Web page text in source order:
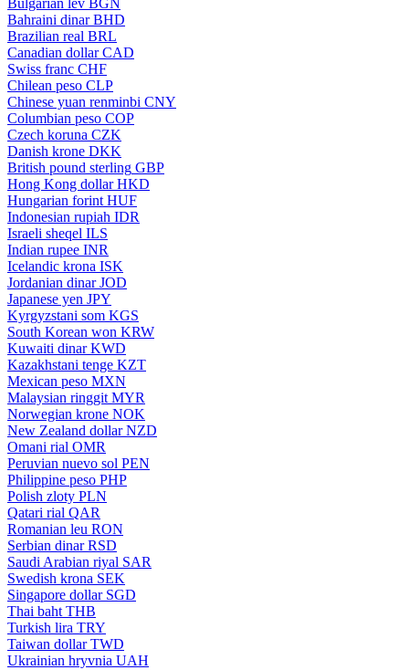
Bulgarian lev BGN
Bahraini dinar BHD
Brazilian real BRL
Canadian dollar CAD
Swiss franc CHF
Chilean peso CLP
Chinese yuan renminbi CNY
Columbian peso COP
Czech koruna CZK
Danish krone DKK
British pound sterling GBP
Hong Kong dollar HKD
Hungarian forint HUF
Indonesian rupiah IDR
Israeli sheqel ILS
Indian rupee INR
Icelandic krona ISK
Jordanian dinar JOD
Japanese yen JPY
Kyrgyzstani som KGS
South Korean won KRW
Kuwaiti dinar KWD
Kazakhstani tenge KZT
Mexican peso MXN
Malaysian ringgit MYR
Norwegian krone NOK
New Zealand dollar NZD
Omani rial OMR
Peruvian nuevo sol PEN
Philippine peso PHP
Polish zloty PLN
Qatari rial QAR
Romanian leu RON
Serbian dinar RSD
Saudi Arabian riyal SAR
Swedish krona SEK
Singapore dollar SGD
Thai baht THB
Turkish lira TRY
Taiwan dollar TWD
Ukrainian hryvnia UAH